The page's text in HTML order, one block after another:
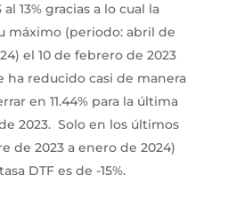
13% gracias a lo cual la
máximo (periodo: abril de
el 10 de febrero de 2023
ha reducido casi de manera
en 11.44% para la última
2023. Solo en los últimos
de 2023 a enero de 2024)
DTF es de -15%.